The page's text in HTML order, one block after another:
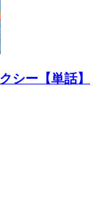
シー【単話】